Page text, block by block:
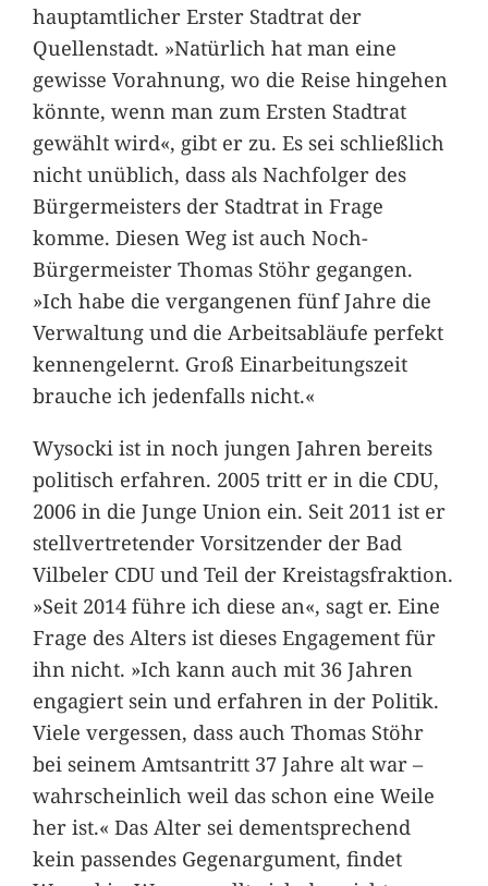
hauptamtlicher Erster Stadtrat der
Quellenstadt. »Natürlich hat man eine
gewisse Vorahnung, wo die Reise hingehen
könnte, wenn man zum Ersten Stadtrat
gewählt wird«, gibt er zu. Es sei schließlich
nicht unüblich, dass als Nachfolger des
Bürgermeisters der Stadtrat in Frage
komme. Diesen Weg ist auch Noch-
Bürgermeister Thomas Stöhr gegangen.
»Ich habe die vergangenen fünf Jahre die
Verwaltung und die Arbeitsabläufe perfekt
kennengelernt. Groß Einarbeitungszeit
brauche ich jedenfalls nicht.«
Wysocki ist in noch jungen Jahren bereits
politisch erfahren. 2005 tritt er in die CDU,
2006 in die Junge Union ein. Seit 2011 ist er
stellvertretender Vorsitzender der Bad
Vilbeler CDU und Teil der Kreistagsfraktion.
»Seit 2014 führe ich diese an«, sagt er. Eine
Frage des Alters ist dieses Engagement für
ihn nicht. »Ich kann auch mit 36 Jahren
engagiert sein und erfahren in der Politik.
Viele vergessen, dass auch Thomas Stöhr
bei seinem Amtsantritt 37 Jahre alt war –
wahrscheinlich weil das schon eine Weile
her ist.« Das Alter sei dementsprechend
kein passendes Gegenargument, findet